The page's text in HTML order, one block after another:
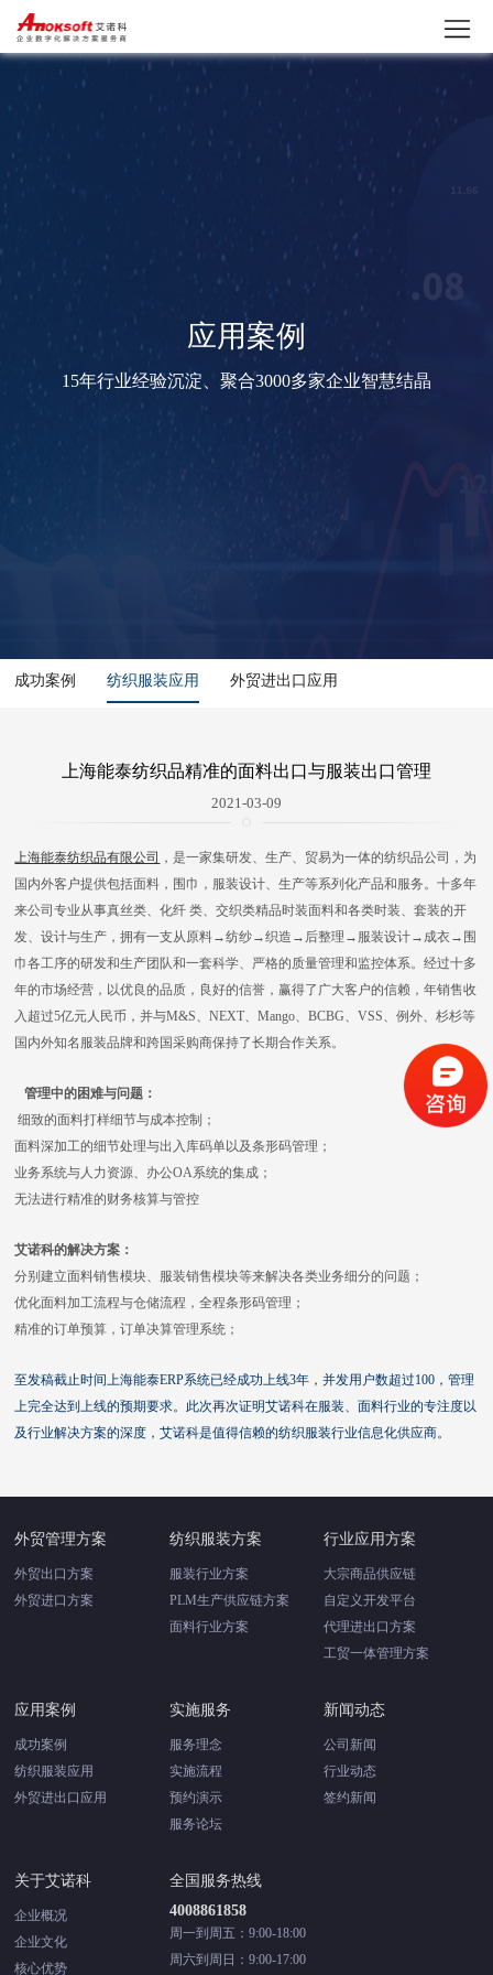
应用案例
15年行业经验沉淀、聚合3000多家企业智慧结晶
成功案例 纺织服装应用 外贸进出口应用
上海能泰纺织品精准的面料出口与服装出口管理
2021-03-09
上海能泰纺织品有限公司 ，是一家集研发、生产、贸易为一体的纺织品公司，为
国内外客户提供包括面料，围巾，服装设计、生产等系列化产品和服务。十多年
来公司专业从事真丝类、化纤 类、交织类精品时装面料和各类时装、套装的开
发、设计与生产，拥有一支从原料→纺纱→织造→后整理→服装设计→成衣→围
巾各工序的研发和生产团队和一套科学、严格的质量管理和监控体系。经过十多
年的市场经营，以优良的品质，良好的信誉，赢得了广大客户的信赖，年销售收
入超过5亿元人民币，并与M&S、NEXT、Mango、BCBG、VSS、例外、杉杉等
国内外知名服装品牌和跨国采购商保持了长期合作关系。
管理中的困难与问题：
细致的面料打样细节与成本控制；
面料深加工的细节处理与出入库码单以及条形码管理；
业务系统与人力资源、办公OA系统的集成；
无法进行精准的财务核算与管控
艾诺科的解决方案：
分别建立面料销售模块、服装销售模块等来解决各类业务细分的问题；
优化面料加工流程与仓储流程，全程条形码管理；
精准的订单预算，订单决算管理系统；
至发稿截止时间上海能泰ERP系统已经成功上线3年，并发用户数超过100，管理
上完全达到上线的预期要求。此次再次证明艾诺科在服装、面料行业的专注度以
及行业解决方案的深度，艾诺科是值得信赖的纺织服装行业信息化供应商。
外贸管理方案
外贸出口方案
外贸进口方案
纺织服装方案
服装行业方案
PLM生产供应链方案
面料行业方案
行业应用方案
大宗商品供应链
自定义开发平台
代理进出口方案
工贸一体管理方案
应用案例
成功案例
纺织服装应用
外贸进出口应用
实施服务
服务理念
实施流程
预约演示
服务论坛
新闻动态
公司新闻
行业动态
签约新闻
关于艾诺科
企业概况
企业文化
核心优势
全国服务热线
4008861858
周一到周五：9:00-18:00
周六到周日：9:00-17:00